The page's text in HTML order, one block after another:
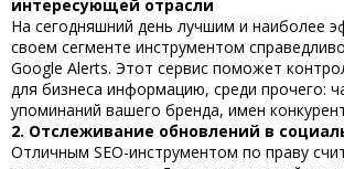
интересующей отрасли
На сегодняшний день лучшим и наиболее
своем сегменте инструментом
Google Alerts. Этот сервис поможет
для бизнеса информацию, среди прочего:
упоминаний вашего бренда, имен
2. Отслеживание обновлений в
Отличным SEO-инструментом по праву